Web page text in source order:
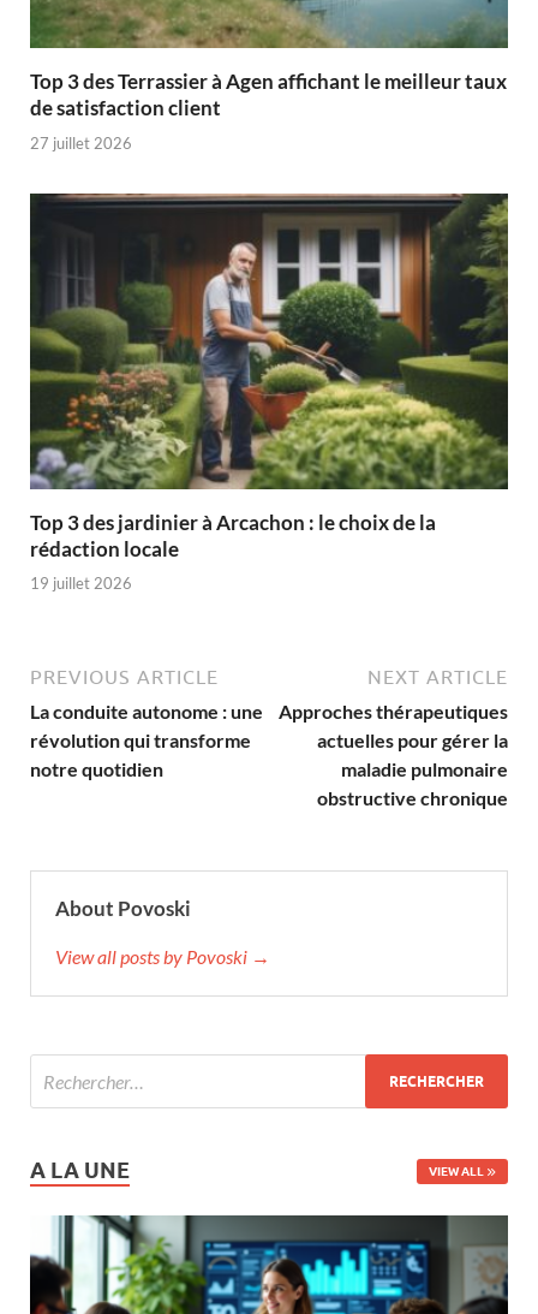
Top 3 des Terrassier à Agen affichant le meilleur taux
de satisfaction client
27 juillet 2026
Top 3 des jardinier à Arcachon : le choix de la
rédaction locale
19 juillet 2026
PREVIOUS ARTICLE
La conduite autonome : une
révolution qui transforme
notre quotidien
NEXT ARTICLE
Approches thérapeutiques
actuelles pour gérer la
maladie pulmonaire
obstructive chronique
About Povoski
View all posts by Povoski →
A LA UNE VIEW ALL